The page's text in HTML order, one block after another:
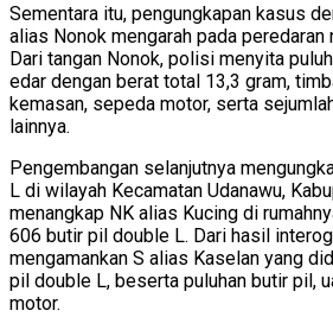
Sementara itu, pengungkapan kasus
alias Nonok mengarah pada peredaran
Dari tangan Nonok, polisi menyita
edar dengan berat total 13,3 gram,
kemasan, sepeda motor, serta
lainnya.
Pengembangan selanjutnya
L di wilayah Kecamatan Udanawu,
menangkap NK alias Kucing di
606 butir pil double L. Dari hasil
mengamankan S alias Kaselan yang
pil double L, beserta puluhan butir pil,
motor.